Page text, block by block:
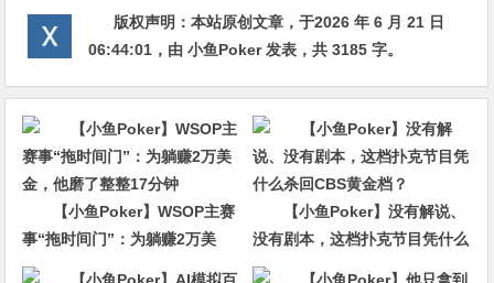
版权声明：本站原创文章，于2026 年 6 月 21 日
06:44:01 ，由小鱼Poker发表，共 3185 字。
【小鱼Poker】WSOP主赛
事“拖时间门”：为躺赚2万美
金，他磨了整整17分钟
【小鱼Poker】没有解说、
没有剧本，这档扑克节目凭什么
杀回CBS黄金档？